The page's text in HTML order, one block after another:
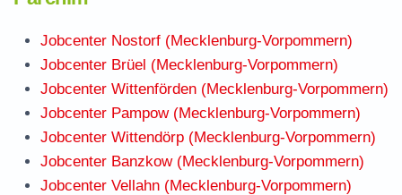
Jobcenter Nostorf (Mecklenburg-Vorpommern)
Jobcenter Brüel (Mecklenburg-Vorpommern)
Jobcenter Wittenförden (Mecklenburg-Vorpommern)
Jobcenter Pampow (Mecklenburg-Vorpommern)
Jobcenter Wittendörp (Mecklenburg-Vorpommern)
Jobcenter Banzkow (Mecklenburg-Vorpommern)
Jobcenter Vellahn (Mecklenburg-Vorpommern)